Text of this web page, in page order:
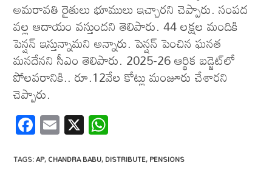
అమరావతి రైతులు భూములు ఇచ్చారని చెప్పారు. సంపద
వల్ల ఆదాయం వస్తుందని తెలిపారు. 44 లక్షల మందికి
పెన్షన్ ఇస్తున్నామని అన్నారు. పెన్షన్ పెంచిన ఘనత
మనదేనని సీఎం తెలిపారు. 2025-26 ఆర్థిక బడ్జెట్‌లో
పోలవరానికి.. రూ.12వేల కోట్లు మంజూరు చేశారని
చెప్పారు.
F
ac
E
m
X
TAGS:AP,CHANDRA BABU,DISTRIBUTE,PENSIONS